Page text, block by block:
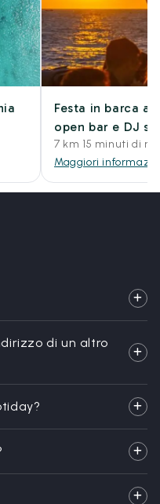
Festa in barca
open bar e DJ
7 km 15 minuti di
Maggiori
di un altro